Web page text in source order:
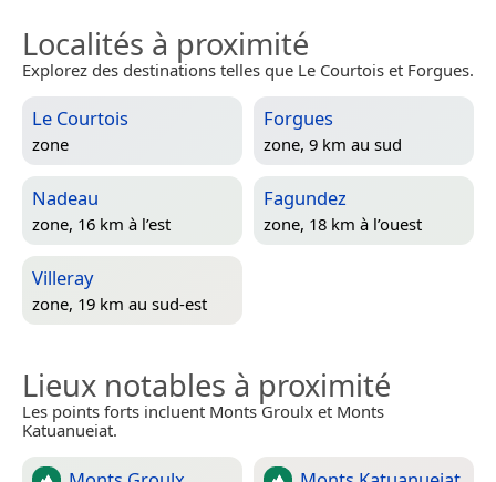
Localités à proximité
Explorez des destinations telles que Le Courtois et Forgues.
Le Courtois
zone
Forgues
zone, 9 km au sud
Nadeau
zone, 16 km à l’est
Fagundez
zone, 18 km à l’ouest
Villeray
zone, 19 km au sud-est
Lieux notables à proximité
Les points forts incluent Monts Groulx et Monts
Katuanueiat.